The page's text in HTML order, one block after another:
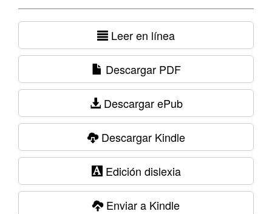
Leer en línea
Descargar PDF
Descargar ePub
Descargar Kindle
Edición dislexia
Enviar a Kindle